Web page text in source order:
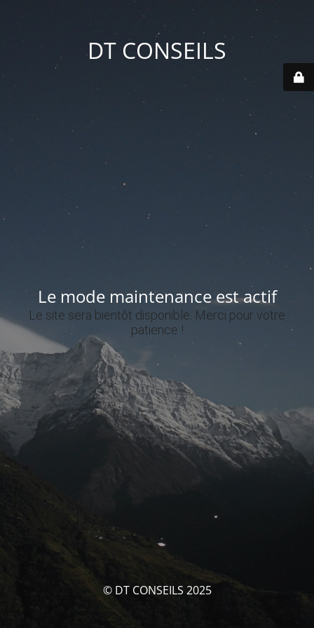
DT CONSEILS
Le mode maintenance est actif
Le site sera bientôt disponible. Merci pour votre
patience !
© DT CONSEILS 2025